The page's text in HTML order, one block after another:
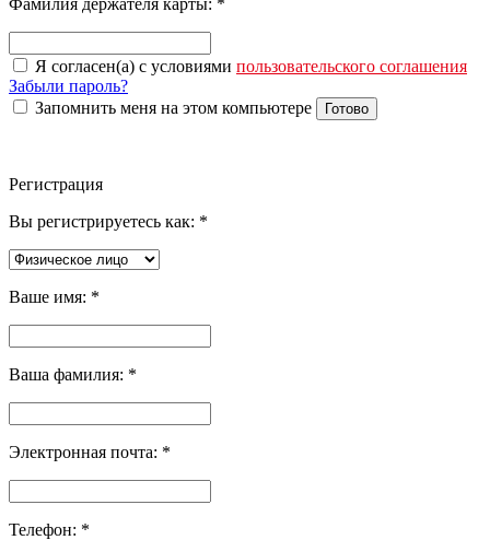
Я согласен(а) с условиями пользовательского соглашения
Забыли пароль?
Запомнить меня на этом компьютере
Готово
Регистрация
Вы регистрируетесь как: *
Ваше имя: *
Ваша фамилия: *
Электронная почта: *
Телефон: *